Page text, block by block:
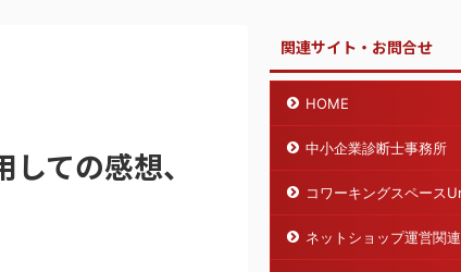
ての感想、
関連サイト・お問合せ
HOME
中小企業診断士事務所
コワーキングスペース
ネットショップ運営関連